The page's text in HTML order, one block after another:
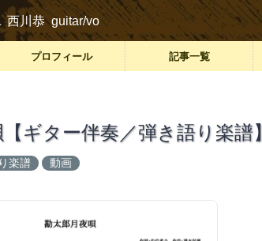
西川恭 guitar/vo
プロフィール 記事一覧
ギター伴奏／弾き語り楽譜】
楽譜 動画